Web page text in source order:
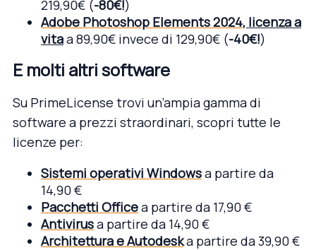
219,90€ (-80€!)
Adobe Photoshop Elements 2024, licenza a
vitaa 89,90€ invece di 129,90€ (-40€!)
E molti altri software
Su PrimeLicense trovi un’ampia gamma di
software a prezzi straordinari, scopri tutte le
licenze per:
Sistemi operativi Windowsa partire da
14,90 €
Pacchetti Officea partire da 17,90 €
Antivirusa partire da 14,90 €
Architettura e Autodeska partire da 39,90 €